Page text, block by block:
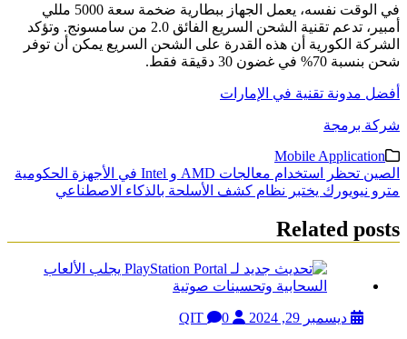
في الوقت نفسه، يعمل الجهاز ببطارية ضخمة سعة 5000 مللي
أمبير، تدعم تقنية الشحن السريع الفائق 2.0 من سامسونج. وتؤكد
الشركة الكورية أن هذه القدرة على الشحن السريع يمكن أن توفر
شحن بنسبة 70% في غضون 30 دقيقة فقط.
أفضل مدونة تقنية في الإمارات
شركة برمجة
Mobile Application
تصفّح
المقالات
الصين تحظر استخدام معالجات AMD و Intel في الأجهزة الحكومية
مترو نيويورك يختبر نظام كشف الأسلحة بالذكاء الاصطناعي
Related posts
ديسمبر 29, 2024 0